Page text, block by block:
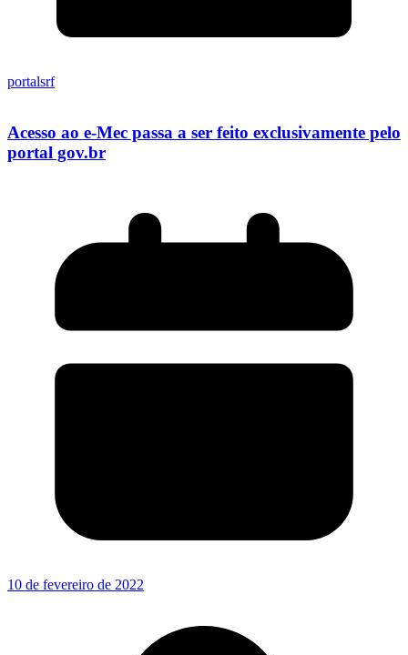
portalsrf
Acesso ao e-Mec passa a ser feito exclusivamente pelo
portal gov.br
10 de fevereiro de 2022